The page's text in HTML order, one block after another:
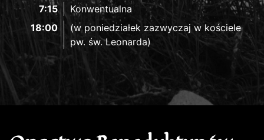
7:15
Konwentualna
18:00
(w poniedziałek zazwyczaj w kościele
pw. św. Leonarda)